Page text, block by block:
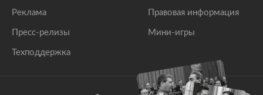
Реклама
Пресс-релизы
Техподдержка
Правовая информация
Мини-игры